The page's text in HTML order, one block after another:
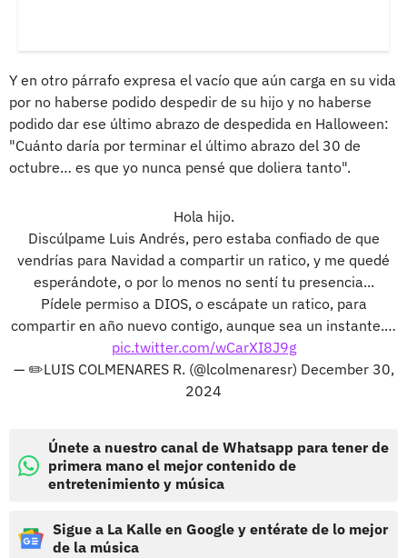
Y en otro párrafo expresa el vacío que aún carga en su vida
por no haberse podido despedir de su hijo y no haberse
podido dar ese último abrazo de despedida en Halloween:
"Cuánto daría por terminar el último abrazo del 30 de
octubre… es que yo nunca pensé que doliera tanto".
Hola hijo.
Discúlpame Luis Andrés, pero estaba confiado de que
vendrías para Navidad a compartir un ratico, y me quedé
esperándote, o por lo menos no sentí tu presencia...
Pídele permiso a DIOS, o escápate un ratico, para
compartir en año nuevo contigo, aunque sea un instante.…
pic.twitter.com/wCarXI8J9g
— ✏️LUIS COLMENARES R. (@lcolmenaresr) December 30,
2024
Únete a nuestro canal de Whatsapp para tener de
primera mano el mejor contenido de
entretenimiento y música
Sigue a La Kalle en Google y entérate de lo mejor
de la música